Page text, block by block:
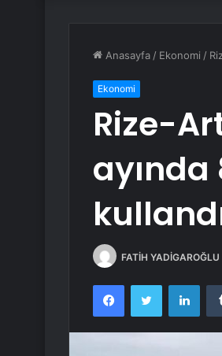
Anasayfa / Ekonomi /
Ekonomi
Rize-
FATİH YADİGAROĞLU
FacebookTwitter